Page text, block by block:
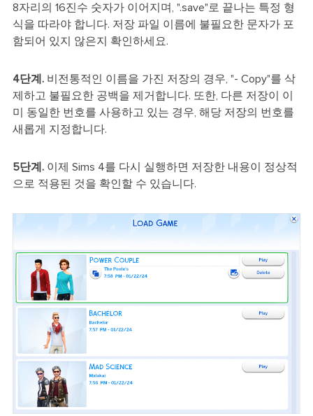
8자리의 16진수 숫자가 이어지며, ".save"로 끝나는 특정 형
식을 따라야 합니다. 저장 파일 이름에 불필요한 문자가 포
함되어 있지 않은지 확인하세요.
4단계.비전통적인 이름을 가진 저장의 경우, "- Copy"를 삭
제하고 불필요한 공백을 제거합니다. 또한, 다른 저장이 이
미 동일한 번호를 사용하고 있는 경우, 해당 저장의 번호를
새롭게 지정합니다.
5단계.이제 Sims 4를 다시 실행하면 저장한 내용이 정상적
으로 적용된 것을 확인할 수 있습니다.